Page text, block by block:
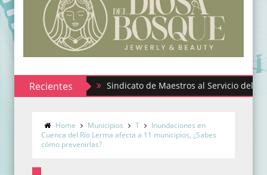
RecientesSindicato de Maestros al Servicio del Estado
Home Municipios T
Inundaciones en
Cuenca del Río Lerma afecta a 11 municipios, ¿Sabes
cómo prevenirlas?